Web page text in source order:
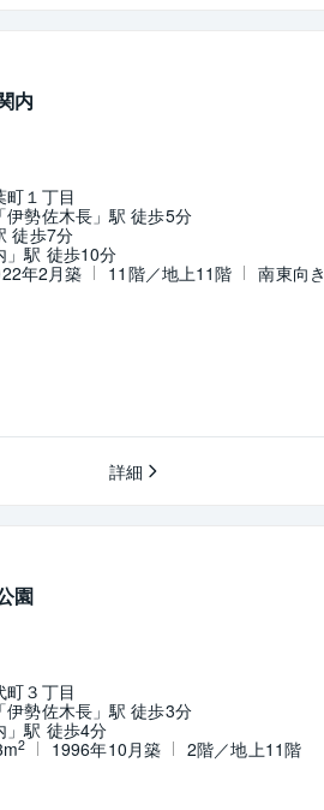
内
町１丁目
勢佐木長」駅 徒歩5分
徒歩7分
」駅 徒歩10分
年2月築 11階／地上11階 南東向き
詳細
園
町３丁目
勢佐木長」駅 徒歩3分
」駅 徒歩4分
2 1996年10月築
2階／地上11階